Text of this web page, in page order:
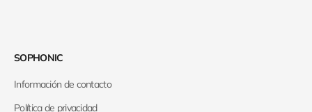
SOPHONIC
Información de contacto
Política de privacidad